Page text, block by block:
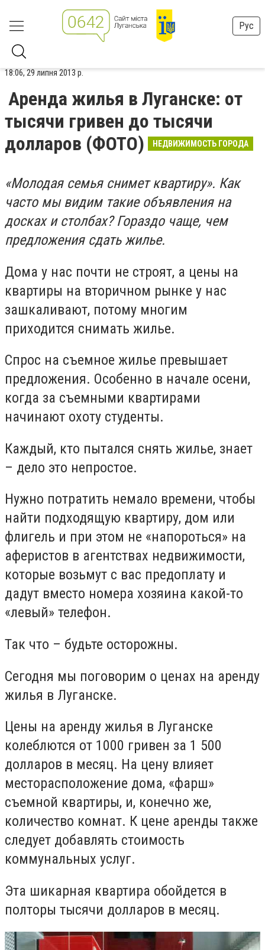
Рус
18:06, 29 липня 2013 р.
Аренда жилья в Луганске: от
тысячи гривен до тысячи
долларов (ФОТО)
НЕДВИЖИМОСТЬ ГОРОДА
«Молодая семья снимет квартиру». Как
часто мы видим такие объявления на
досках и столбах? Гораздо чаще, чем
предложения сдать жилье.
Дома у нас почти не строят, а цены на
квартиры на вторичном рынке у нас
зашкаливают, потому многим
приходится снимать жилье.
Спрос на съемное жилье превышает
предложения. Особенно в начале осени,
когда за съемными квартирами
начинают охоту студенты.
Каждый, кто пытался снять жилье, знает
– дело это непростое.
Нужно потратить немало времени, чтобы
найти подходящую квартиру, дом или
флигель и при этом не «напороться» на
аферистов в агентствах недвижимости,
которые возьмут с вас предоплату и
дадут вместо номера хозяина какой-то
«левый» телефон.
Так что – будьте осторожны.
Сегодня мы поговорим о ценах на аренду
жилья в Луганске.
Цены на аренду жилья в Луганске
колеблются от 1000 гривен за 1 500
долларов в месяц. На цену влияет
месторасположение дома, «фарш»
съемной квартиры, и, конечно же,
количество комнат. К цене аренды также
следует добавлять стоимость
коммунальных услуг.
Эта шикарная квартира обойдется в
полторы тысячи долларов в месяц.